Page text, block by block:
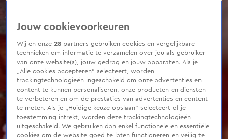
of
minutes,
seconds
Jouw cookievoorkeuren
Wij en onze28 partners gebruiken cookies en vergelijkbare
technieken om informatie te verzamelen over jou als gebruiker
van onze website(s), jouw gedrag en jouw apparaten. Als je
„Alle cookies accepteren” selecteert, worden
trackingtechnologieën ingeschakeld om onze advertenties en
content te kunnen personaliseren, onze producten en diensten
te verbeteren en om de prestaties van advertenties en content
te meten. Als je „Huidige keuze opslaan” selecteert of je
toestemming intrekt, worden deze trackingtechnologieën
uitgeschakeld. We gebruiken dan enkel functionele en essentiële
cookies om de website goed te laten functioneren en veilig te